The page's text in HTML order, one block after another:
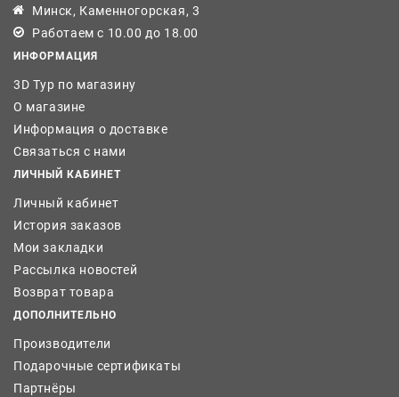
Минск, Каменногорская, 3
Работаем с 10.00 до 18.00
ИНФОРМАЦИЯ
3D Тур по магазину
О магазине
Информация о доставке
Связаться с нами
ЛИЧНЫЙ КАБИНЕТ
Личный кабинет
История заказов
Мои закладки
Рассылка новостей
Возврат товара
ДОПОЛНИТЕЛЬНО
Производители
Подарочные сертификаты
Партнёры